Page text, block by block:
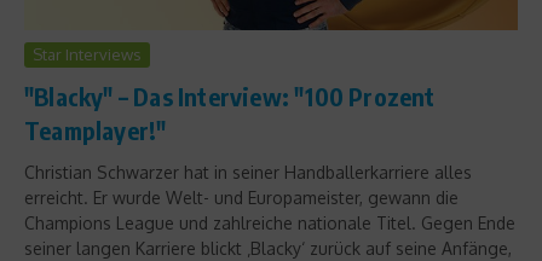
Star Interviews
"Blacky" – Das Interview: "100 Prozent
Teamplayer!"
Christian Schwarzer hat in seiner Handballerkarriere alles
erreicht. Er wurde Welt- und Europameister, gewann die
Champions League und zahlreiche nationale Titel. Gegen Ende
seiner langen Karriere blickt ‚Blacky‘ zurück auf seine Anfänge,